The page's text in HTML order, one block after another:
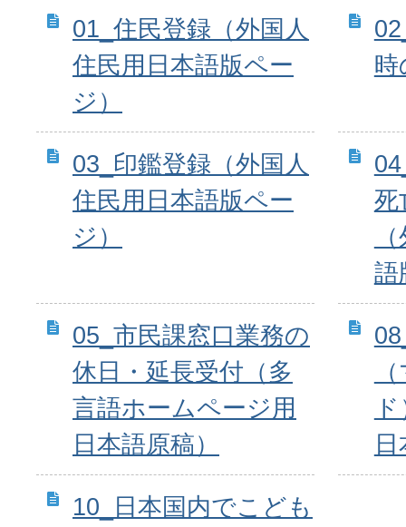
01_住民登録（外国人
住民用日本語版ペー
ジ）
時
03_印鑑登録（外国人
住民用日本語版ペー
ジ）
死
語
05_市民課窓口業務の
休日・延長受付（多
言語ホームページ用
日本語原稿）
10_日本国内でこども